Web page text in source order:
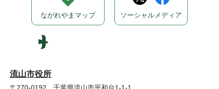
流山市役所
ながれやまマップ ソーシャルメディア